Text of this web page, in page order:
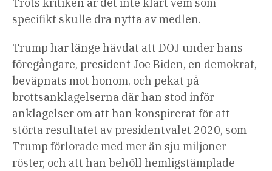
specifikt skulle dra nytta av medlen.
Trump har länge hävdat att DOJ under hans
föregångare, president Joe Biden, en demokrat,
beväpnats mot honom, och pekat på
brottsanklagelserna där han stod inför
anklagelser om att han konspirerat för att
störta resultatet av presidentvalet 2020, som
Trump förlorade med mer än sju miljoner
röster, och att han behöll hemligstämplade